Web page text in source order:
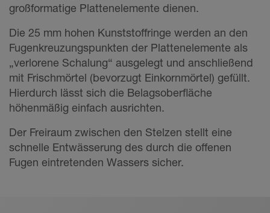
großformatige Plattenelemente dienen.
Die 25 mm hohen Kunststoffringe werden an den
Fugenkreuzungspunkten der Plattenelemente als
„verlorene Schalung“ ausgelegt und anschließend
mit Frischmörtel (bevorzugt Einkornmörtel) gefüllt.
Hierdurch lässt sich die Belagsoberfläche
höhenmäßig einfach ausrichten.
Der Freiraum zwischen den Stelzen stellt eine
schnelle Entwässerung des durch die offenen
Fugen eintretenden Wassers sicher.